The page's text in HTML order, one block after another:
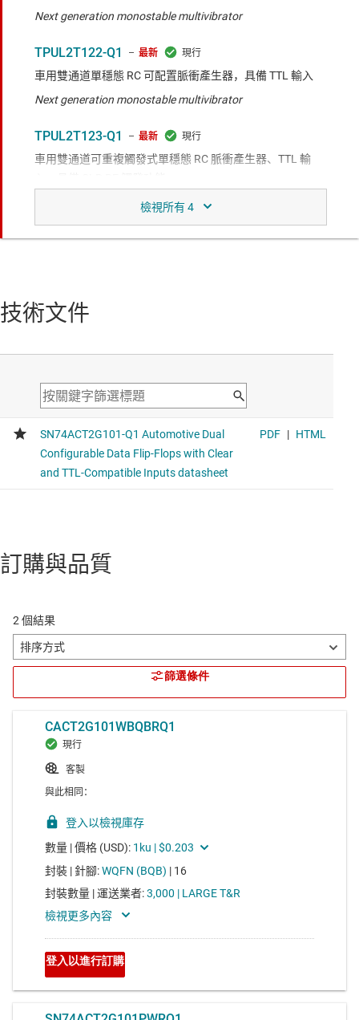
Next generation monostable multivibrator
最新
TPUL2T122-Q1
車用雙通道單穩態 RC 可配置脈衝產生器，具備 TTL 輸入
Next generation monostable multivibrator
最新
TPUL2T123-Q1
車用雙通道可重複觸發式單穩態 RC 脈衝產生器、TTL 輸
Next generation monostable multivibrator
最新
TPUL2T223-Q1
Next generation monostable multivibrator
技術文件
訂購與品質